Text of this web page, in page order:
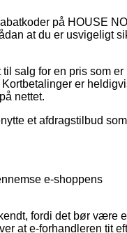
på HOUSE
at du er usvigeligt
salg for en pris som er
er
nettet.
et afdragstilbud
e-shoppens
fordi det bør være
at e-forhandleren tit